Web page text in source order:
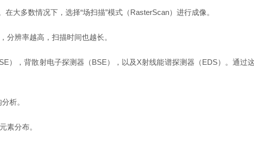
大多数情况下，选择“场扫描”模式（RasterScan）进行成像。
分辨率越高，扫描时间也越长。
），背散射电子探测器（BSE），以及X射线能谱探测器（EDS）。通过
分析。
素分布。